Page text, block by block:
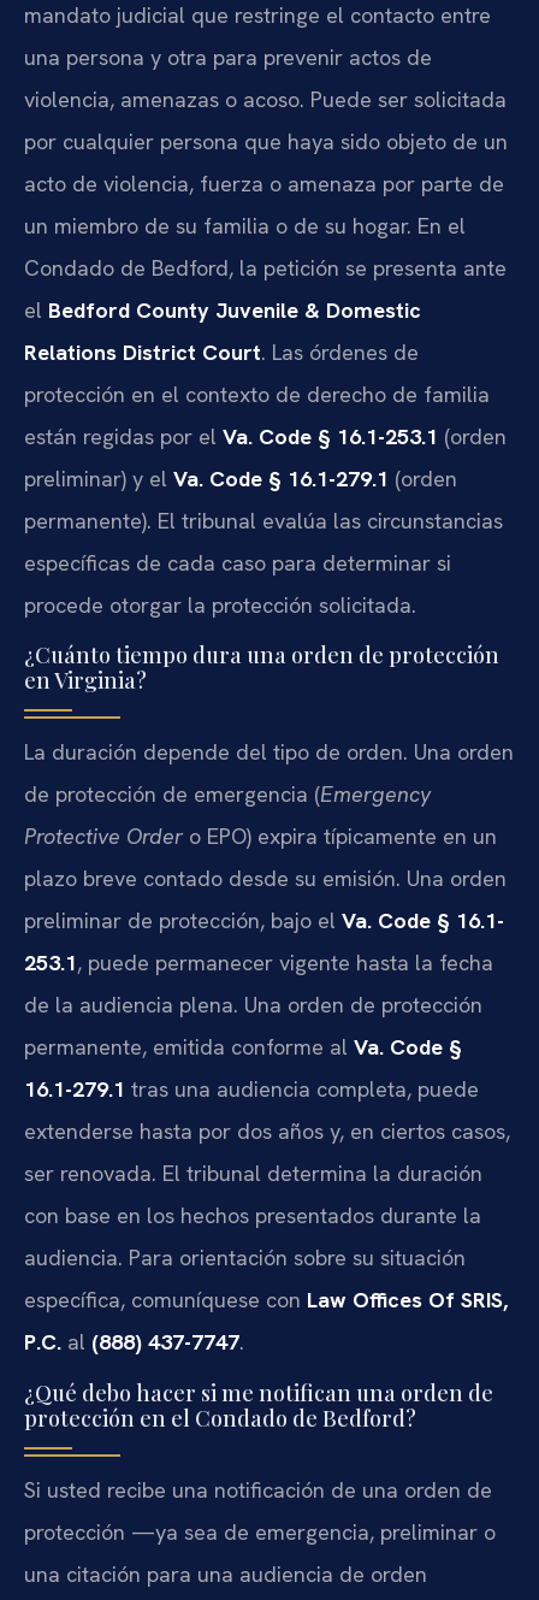
mandato judicial que restringe el contacto entre
una persona y otra para prevenir actos de
violencia, amenazas o acoso. Puede ser solicitada
por cualquier persona que haya sido objeto de un
acto de violencia, fuerza o amenaza por parte de
un miembro de su familia o de su hogar. En el
Condado de Bedford, la petición se presenta ante
el Bedford County Juvenile & Domestic
Relations District Court. Las órdenes de
protección en el contexto de derecho de familia
están regidas por el Va. Code § 16.1-253.1 (orden
preliminar) y el Va. Code § 16.1-279.1 (orden
permanente). El tribunal evalúa las circunstancias
específicas de cada caso para determinar si
procede otorgar la protección solicitada.
¿Cuánto tiempo dura una orden de protección
en Virginia?
La duración depende del tipo de orden. Una orden
de protección de emergencia (Emergency
Protective Ordero EPO) expira típicamente en un
plazo breve contado desde su emisión. Una orden
preliminar de protección, bajo el Va. Code § 16.1-
253.1, puede permanecer vigente hasta la fecha
de la audiencia plena. Una orden de protección
permanente, emitida conforme al Va. Code §
16.1-279.1 tras una audiencia completa, puede
extenderse hasta por dos años y, en ciertos casos,
ser renovada. El tribunal determina la duración
con base en los hechos presentados durante la
audiencia. Para orientación sobre su situación
específica, comuníquese con Law Offices Of SRIS,
P.C. al (888) 437-7747.
¿Qué debo hacer si me notifican una orden de
protección en el Condado de Bedford?
Si usted recibe una notificación de una orden de
protección —ya sea de emergencia, preliminar o
una citación para una audiencia de orden